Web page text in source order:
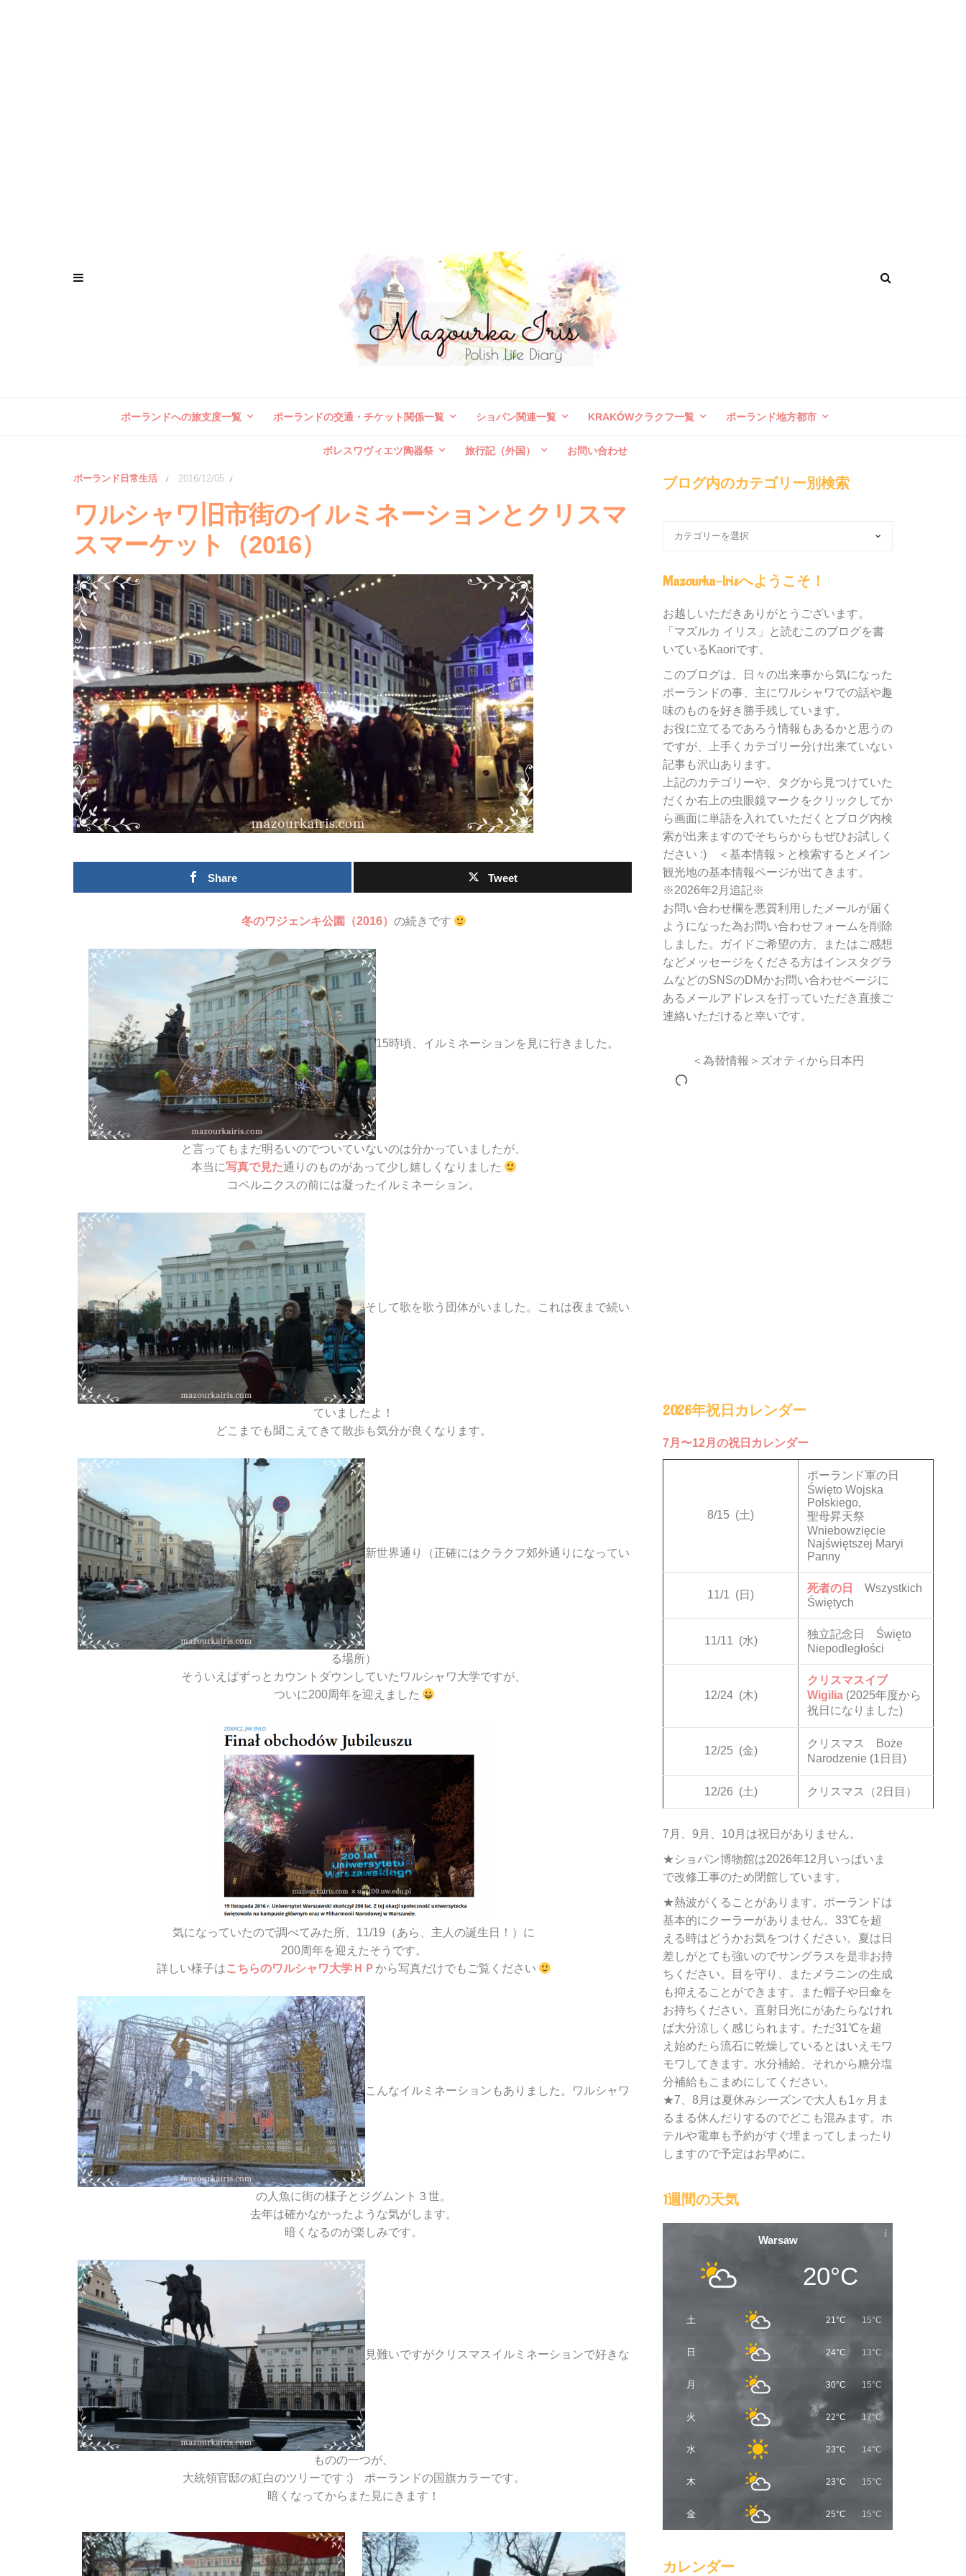
ポーランドへの旅支度一覧 ポーランドの交通・チケット関係一覧 ショパン関連一覧 KRAKÓWクラクフ一覧 ポーランド地方都市
ボレスワヴィエツ陶器祭 旅行記（外国） お問い合わせ
ポーランド日常生活 / 2016/12/05 /
ワルシャワ旧市街のイルミネーションとクリスマ
スマーケット（2016）
Share Tweet
冬のワジェンキ公園（2016） の続きです
15時頃、イルミネーションを見に行きました。
と言ってもまだ明るいのでついていないのは分かっていましたが、
本当に写真で見た通りのものがあって少し嬉しくなりました
コペルニクスの前には凝ったイルミネーション。
そして歌を歌う団体がいました。これは夜まで続い
ていましたよ！
どこまでも聞こえてきて散歩も気分が良くなります。
新世界通り（正確にはクラクフ郊外通りになってい
る場所）
そういえばずっとカウントダウンしていたワルシャワ大学ですが、
ついに200周年を迎えました
気になっていたので調べてみた所、11/19（あら、主人の誕生日！）に
200周年を迎えたそうです。
詳しい様子はこちらのワルシャワ大学ＨＰ から写真だけでもご覧ください
こんなイルミネーションもありました。ワルシャワ
の人魚に街の様子とジグムント３世。
去年は確かなかったような気がします。
暗くなるのが楽しみです。
見難いですがクリスマスイルミネーションで好きな
ものの一つが、
大統領官邸の紅白のツリーです :) ポーランドの国旗カラーです。
暗くなってからまた見にきます！
ブログ内のカテゴリー別検索
内
の
テ
ゴ
リ
別
検
索
Mazourka-Irisへようこそ！
お越しいただきありがとうございます。
「マズルカ イリス」と読むこのブログを書
いているKaoriです。
このブログは、日々の出来事から気になった
ポーランドの事、主にワルシャワでの話や趣
味のものを好き勝手残しています。
お役に立てるであろう情報もあるかと思うの
ですが、上手くカテゴリー分け出来ていない
記事も沢山あります。
上記のカテゴリーや、タグから見つけていた
だくか右上の虫眼鏡マークをクリックしてか
ら画面に単語を入れていただくとブログ内検
索が出来ますのでそちらからもぜひお試しく
ださい :) ＜基本情報＞と検索するとメイン
観光地の基本情報ページが出てきます。
※2026年2月追記※
お問い合わせ欄を悪質利用したメールが届く
ようになった為お問い合わせフォームを削除
しました。ガイドご希望の方、またはご感想
などメッセージをくださる方はインスタグラ
ムなどのSNSのDMかお問い合わせページに
あるメールアドレスを打っていただき直接ご
連絡いただけると幸いです。
＜為替情報＞ズオティから日本円
2026年祝日カレンダー
7月〜12月の祝日カレンダー
8/15 (土)
ポーランド軍の日
Święto Wojska
Polskiego,
聖母昇天祭
Wniebowzięcie
Najświętszej Maryi
Panny
11/1 (日)
死者の日
Wszystkich
Świętych
11/11 (水)
独立記念日 Święto
Niepodległości
12/24 (木)
クリスマスイブ
Wigilia (2025年度から
祝日になりました)
12/25 (金)
クリスマス Boże
Narodzenie (1日目)
12/26 (土) クリスマス（2日目）
7月、9月、10月は祝日がありません。
★ショパン博物館は2026年12月いっぱいま
で改修工事のため閉館しています。
★熱波がくることがあります。ポーランドは
基本的にクーラーがありません。33℃を超
える時はどうかお気をつけください。夏は日
差しがとても強いのでサングラスを是非お持
ちください。目を守り、またメラニンの生成
も抑えることができます。また帽子や日傘を
お持ちください。直射日光にがあたらなけれ
ば大分涼しく感じられます。ただ31℃を超
え始めたら流石に乾燥しているとはいえモワ
モワしてきます。水分補給、それから糖分塩
分補給もこまめにしてください。
★7、8月は夏休みシーズンで大人も1ヶ月ま
るまる休んだりするのでどこも混みます。ホ
テルや電車も予約がすぐ埋まってしまったり
しますので予定はお早めに。
1週間の天気
Warsaw
20°C
土 21°C 15°C
日 24°C 13°C
月 30°C 15°C
火 22°C 17°C
水 23°C 14°C
木 23°C 15°C
金 25°C 15°C
カレンダー